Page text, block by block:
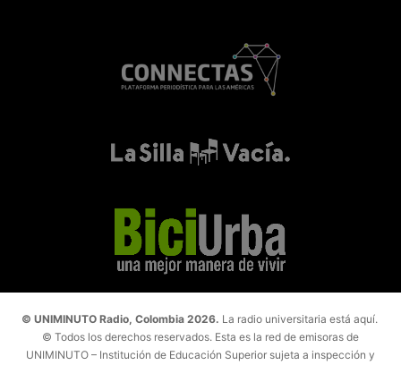
© UNIMINUTO Radio, Colombia 2026. La radio universitaria está aquí.
© Todos los derechos reservados. Esta es la red de emisoras de
UNIMINUTO – Institución de Educación Superior sujeta a inspección y